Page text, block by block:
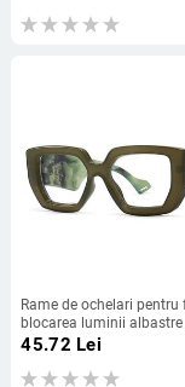
vintage, clari, cu ramă
Rame de ochelari pentru
blocarea luminii albastre
transparente optice verzi
modă Ochelari de
Computer
45.72 Lei